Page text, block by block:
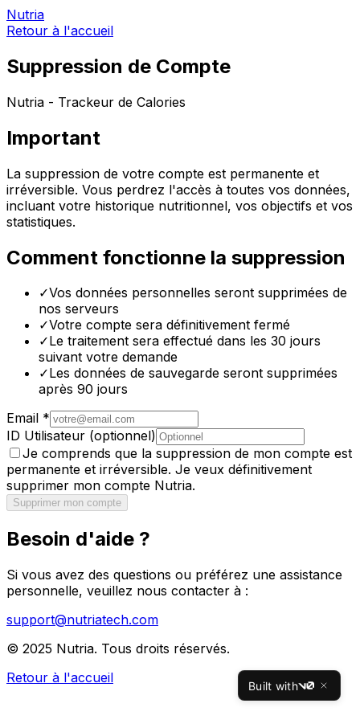
Nutria
Retour à l'accueil
Suppression de Compte
Nutria - Trackeur de Calories
Important
La suppression de votre compte est permanente et
irréversible. Vous perdrez l'accès à toutes vos données,
incluant votre historique nutritionnel, vos objectifs et vos
statistiques.
Comment fonctionne la suppression
✓Vos données personnelles seront supprimées de
nos serveurs
✓Votre compte sera définitivement fermé
✓Le traitement sera effectué dans les 30 jours
suivant votre demande
✓Les données de sauvegarde seront supprimées
après 90 jours
Email *
ID Utilisateur (optionnel)
Je comprends que la suppression de mon compte est
permanente et irréversible. Je veux définitivement
supprimer mon compte Nutria.
Supprimer mon compte
Besoin d'aide ?
Si vous avez des questions ou préférez une assistance
personnelle, veuillez nous contacter à :
support@nutriatech.com
© 2025 Nutria. Tous droits réservés.
Retour à l'accueil
Built with
v0